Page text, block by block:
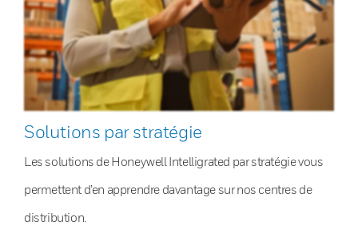
Solutions par stratégie
Les solutions de Honeywell Intelligrated par stratégie vous
permettent d’en apprendre davantage sur nos centres de
distribution.